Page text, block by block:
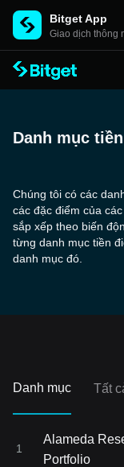
Bitget App
Giao dịch thông
Danh mục
Chúng tôi có các
các đặc điểm của
sắp xếp theo biến
từng danh mục tiền
danh mục đó.
Danh mục Tất
1
Alameda
Portfolio